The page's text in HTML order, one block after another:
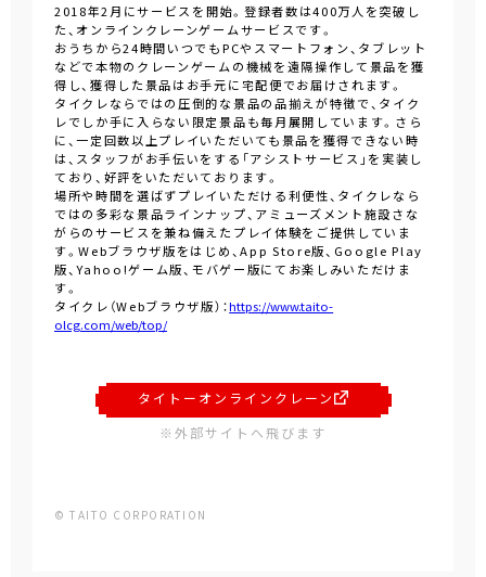
2018年2月にサービスを開始。登録者数は400万人を突破し
た、オンラインクレーンゲームサービスです。
おうちから24時間いつでもPCやスマートフォン、タブレット
などで本物のクレーンゲームの機械を遠隔操作して景品を獲
得し、獲得した景品はお手元に宅配便でお届けされます。
タイクレならではの圧倒的な景品の品揃えが特徴で、タイク
レでしか手に入らない限定景品も毎月展開しています。さら
に、一定回数以上プレイいただいても景品を獲得できない時
は、スタッフがお手伝いをする「アシストサービス」を実装し
ており、好評をいただいております。
場所や時間を選ばずプレイいただける利便性、タイクレなら
ではの多彩な景品ラインナップ、アミューズメント施設さな
がらのサービスを兼ね備えたプレイ体験をご提供していま
す。Webブラウザ版をはじめ、App Store版、Google Play
版、Yahoo!ゲーム版、モバゲー版にてお楽しみいただけま
す。
タイクレ（Webブラウザ版）：https://www.taito-
olcg.com/web/top/
タイトーオンラインクレーン
※外部サイトへ飛びます
© TAITO CORPORATION